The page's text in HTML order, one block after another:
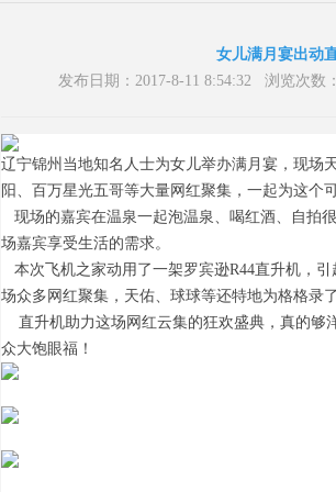
女儿满月宴出动
发布日期：2017-8-11 8:54:32 浏览次
辽宁锦州 当地知名人士为女儿举办满月宴，现场
阳、百万星光五哥等大量网红聚集，一起为这个
现场的嘉宾在温泉一起泡温泉、喝红酒、自拍很
场嘉宾享受生活的需求。
本次 飞机之家动用了一架罗宾逊R44直升机，引
场众多网红聚集，天佑、球球等还特地为格格录
直升机助力这场网红云集的狂欢盛典，真的够
众大饱眼福 ！